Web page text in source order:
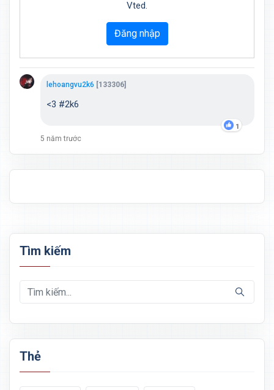
Vted.
Đăng nhập
lehoangvu2k6 [133306]
<3 #2k6
1
5 năm trước
Tìm kiếm
Thẻ